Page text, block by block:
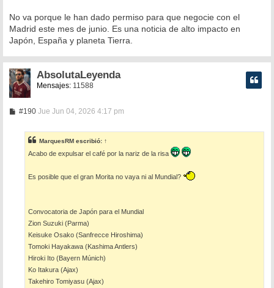
No va porque le han dado permiso para que negocie con el
Madrid este mes de junio. Es una noticia de alto impacto en
Japón, España y planeta Tierra.
AbsolutaLeyenda
Mensajes: 11588
#190M
s
a
j
Jue Jun 04, 2026 4:17 pm
MarquesRM escribió: ↑
Acabo de expulsar el café por la nariz de la risa
Es posible que el gran Morita no vaya ni al Mundial?
Convocatoria de Japón para el Mundial
Zion Suzuki (Parma)
Keisuke Osako (Sanfrecce Hiroshima)
Tomoki Hayakawa (Kashima Antlers)
Hiroki Ito (Bayern Múnich)
Ko Itakura (Ajax)
Takehiro Tomiyasu (Ajax)